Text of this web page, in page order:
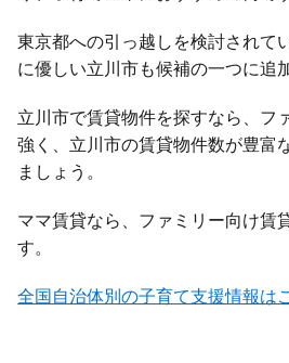
東京都への引っ越しを検討されて
に優しい立川市も候補の一つに追
立川市で賃貸物件を探すなら、フ
強く、立川市の賃貸物件数が豊富
ましょう。
ママ賃貸なら、ファミリー向け賃
す。
全国自治体別の子育て支援情報は